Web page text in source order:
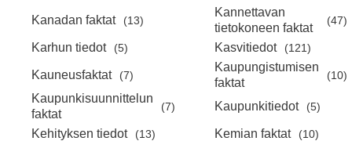
Kanadan faktat (13)
Kannettavan
tietokoneen faktat
(47)
Karhun tiedot (5) Kasvitiedot (121)
Kauneusfaktat (7)
Kaupungistumisen
faktat
(10)
Kaupunkisuunnittelun
faktat
(7) Kaupunkitiedot (5)
Kehityksen tiedot (13) Kemian faktat (10)